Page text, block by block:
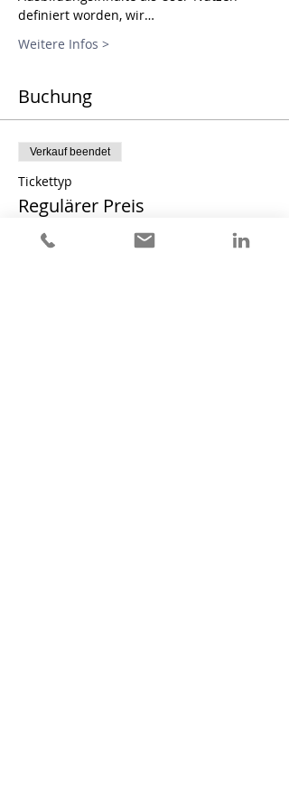
definiert worden, wir…
Weitere Infos >
Buchung
Verkauf beendet
Tickettyp
Regulärer Preis
Mehr Infos